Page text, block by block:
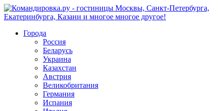
Города
Россия
Беларусь
Украина
Казахстан
Австрия
Великобритания
Германия
Испания